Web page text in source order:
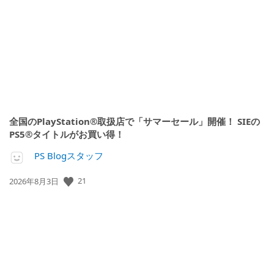
全国のPlayStation®取扱店で「サマーセール」開催！ SIEの
PS5®タイトルがお買い得！
PS Blogスタッフ
公
2026年8月3日 21